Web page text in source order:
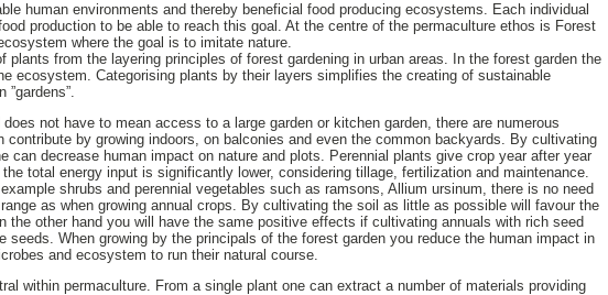
human environments and thereby beneficial food producing ecosystems. Each individual
production to be able to reach this goal. At the centre of the permaculture ethos is Forest
where the goal is to imitate nature.
plants from the layering principles of forest gardening in urban areas. In the forest garden the
ecosystem. Categorising plants by their layers simplifies the creating of sustainable
not have to mean access to a large garden or kitchen garden, there are numerous
by growing indoors, on balconies and even the common backyards. By cultivating
can decrease human impact on nature and plots. Perennial plants give crop year after year
total energy input is significantly lower, considering tillage, fertilization and maintenance.
shrubs and perennial vegetables such as ramsons, Allium ursinum, there is no need
as when growing annual crops. By cultivating the soil as little as possible will favour the
the other hand you will have the same positive effects if cultivating annuals with rich seed
seeds. When growing by the principals of the forest garden you reduce the human impact in
and ecosystem to run their natural course.
within permaculture. From a single plant one can extract a number of materials providing